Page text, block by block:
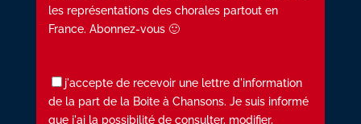
les représentations des chorales partout en
France. Abonnez-vous 🙂
j'accepte de recevoir une lettre d'information
de la part de la Boite à Chansons. Je suis informé
que j'ai la possibilité de consulter, modifier,